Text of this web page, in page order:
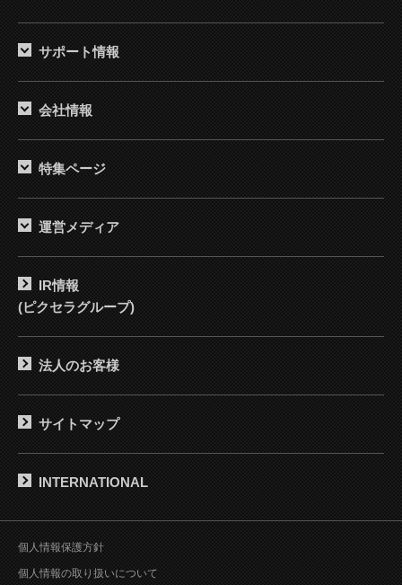
サポート情報
会社情報
特集ページ
運営メディア
IR情報
(ピクセラグループ)
法人のお客様
サイトマップ
INTERNATIONAL
個人情報保護方針
個人情報の取り扱いについて